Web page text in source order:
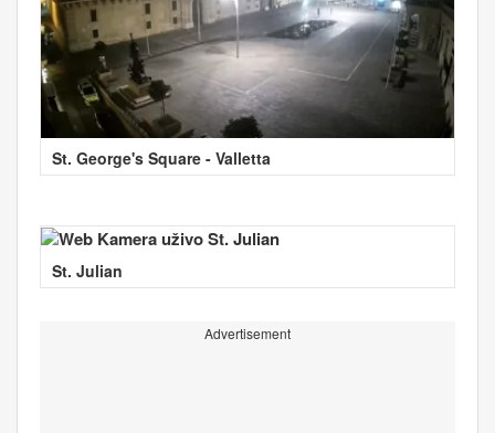
St. George's Square - Valletta
St. Julian
Advertisement